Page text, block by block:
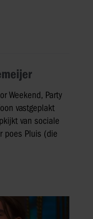
Weekend, Party
vastgeplakt
van sociale
poes Pluis (die